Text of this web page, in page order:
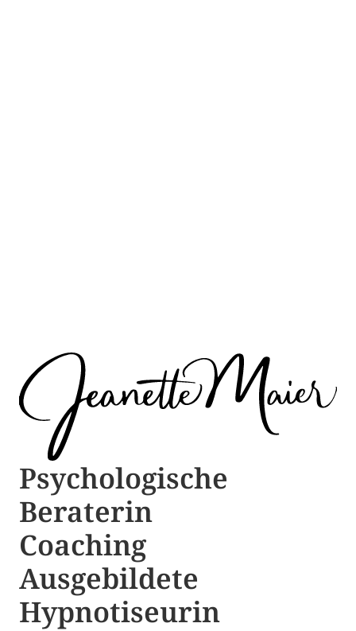
Psychologische ​​
Beraterin
Coaching
Ausgebildete​ ​
Hypnotiseurin